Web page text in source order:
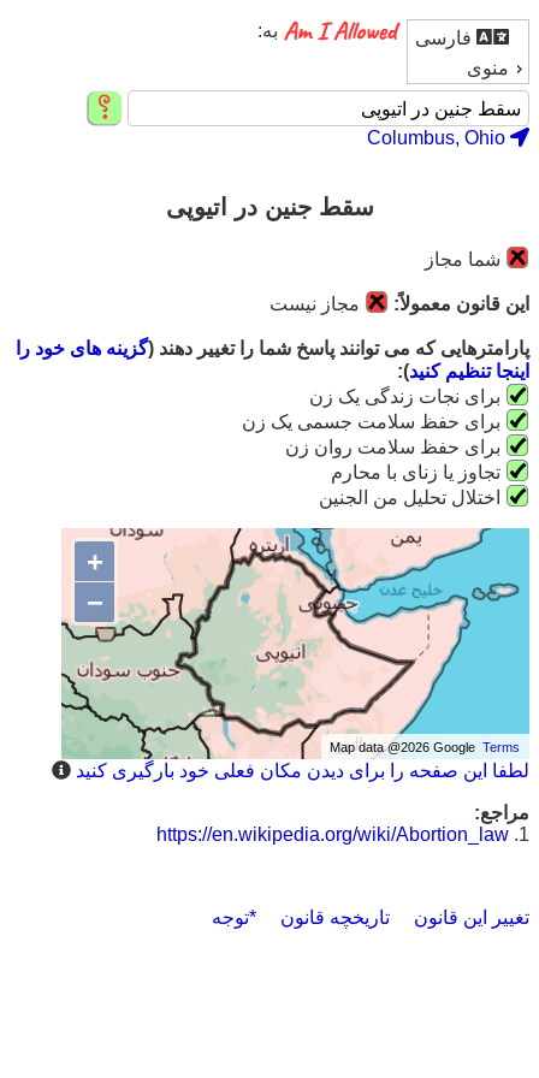
فارسی
منوی
به:
Columbus, Ohio
سقط جنین در اتیوپی
شما مجاز
این قانون معمولاً: مجاز نیست
پارامترهایی که می توانند پاسخ شما را تغییر دهند (گزینه های خود را
اینجا تنظیم کنید):
برای نجات زندگی یک زن
برای حفظ سلامت جسمی یک زن
برای حفظ سلامت روان زن
تجاوز یا زنای با محارم
اختلال تحليل من الجنين
+
−
Map data @2026 GoogleTerms
لطفا این صفحه را برای دیدن مکان فعلی خود بارگیری کنید
مراجع:
1.
https://en.wikipedia.org/wiki/Abortion_law
تغییر این قانون تاریخچه قانون *توجه